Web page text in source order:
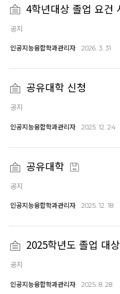
4학년대상 졸업 요건
공지
인공지능융합학과관리자 2026. 3. 31
공유대학 신청
공지
인공지능융합학과관리자 2025. 12. 24
공유대학
공지
인공지능융합학과관리자 2025. 12. 18
2025학년도 졸업 대
공지
인공지능융합학과관리자 2025. 8. 28